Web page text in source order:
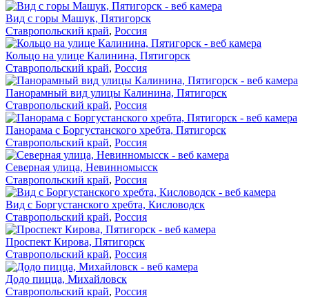
Вид с горы Машук, Пятигорск
Ставропольский край, Россия
Кольцо на улице Калинина, Пятигорск
Ставропольский край, Россия
Панорамный вид улицы Калинина, Пятигорск
Ставропольский край, Россия
Панорама с Боргустанского хребта, Пятигорск
Ставропольский край, Россия
Северная улица, Невинномысск
Ставропольский край, Россия
Вид с Боргустанского хребта, Кисловодск
Ставропольский край, Россия
Проспект Кирова, Пятигорск
Ставропольский край, Россия
Додо пицца, Михайловск
Ставропольский край, Россия